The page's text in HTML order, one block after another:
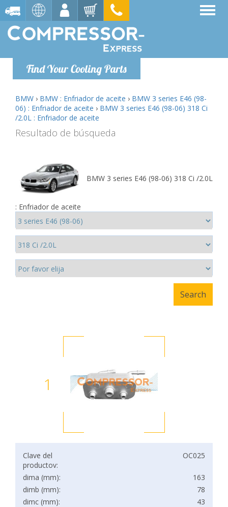
Find Your Cooling Parts
BMW › BMW : Enfriador de aceite › BMW 3 series E46 (98-
06) : Enfriador de aceite › BMW 3 series E46 (98-06) 318 Ci
/2.0L : Enfriador de aceite
Resultado de búsqueda
BMW 3 series E46 (98-06) 318 Ci /2.0L
: Enfriador de aceite
1
Clave del
productov:
OC025
dima (mm):
163
dimb (mm):
78
dimc (mm):
43